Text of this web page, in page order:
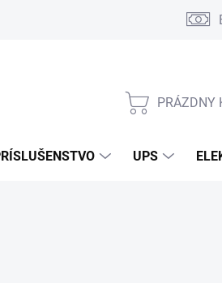
Podmienky ochrany osobných údajov
PRÁZDNY
UPS